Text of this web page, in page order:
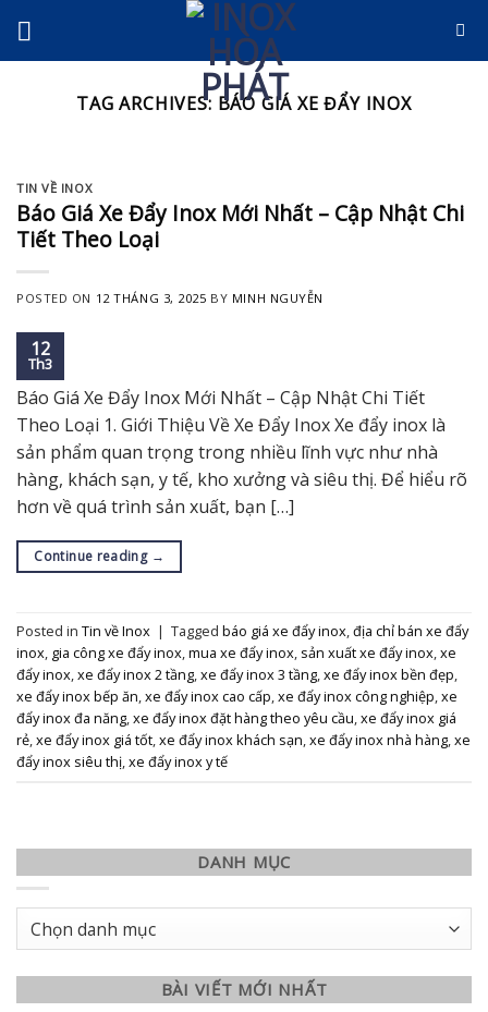
content
TAG ARCHIVES: BÁO GIÁ XE ĐẨY INOX
TIN VỀ INOX
Báo Giá Xe Đẩy Inox Mới Nhất – Cập Nhật Chi
Tiết Theo Loại
POSTED ON 12 THÁNG 3, 2025 BY MINH NGUYỄN
12
Th3
Báo Giá Xe Đẩy Inox Mới Nhất – Cập Nhật Chi Tiết
Theo Loại 1. Giới Thiệu Về Xe Đẩy Inox Xe đẩy inox là
sản phẩm quan trọng trong nhiều lĩnh vực như nhà
hàng, khách sạn, y tế, kho xưởng và siêu thị. Để hiểu rõ
hơn về quá trình sản xuất, bạn […]
Continue reading →
Posted in Tin về Inox | Tagged báo giá xe đẩy inox,địa chỉ bán xe đẩy
inox, gia công xe đẩy inox,mua xe đẩy inox, sản xuất xe đẩy inox,xe
đẩy inox,xe đẩy inox 2 tầng,xe đẩy inox 3 tầng,xe đẩy inox bền đẹp,
xe đẩy inox bếp ăn,xe đẩy inox cao cấp,xe đẩy inox công nghiệp,xe
đẩy inox đa năng,xe đẩy inox đặt hàng theo yêu cầu,xe đẩy inox giá
rẻ,xe đẩy inox giá tốt,xe đẩy inox khách sạn,xe đẩy inox nhà hàng,xe
đẩy inox siêu thị,xe đẩy inox y tế
DANH MỤC
Danh
mục
BÀI VIẾT MỚI NHẤT